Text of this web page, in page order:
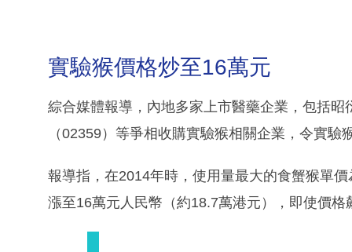
實驗猴價格炒至16萬元
綜合媒體報導，內地多家上市醫藥企業，包括
（02359）等爭相收購實驗猴相關企業，令實驗
報導指，在2014年時，使用量最大的食蟹猴單
漲至16萬元人民幣（約18.7萬港元），即使價